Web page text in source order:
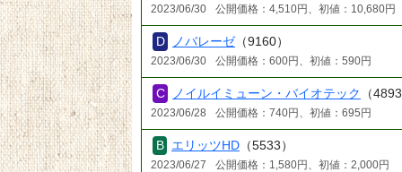
2023/06/30 公開価格：4,510円、初値：10,680円
ノバレーゼ（9160）
2023/06/30 公開価格：600円、初値：590円
ノイルイミューン・バイオテック （
2023/06/28 公開価格：740円、初値：695円
エリッツHD （5533）
2023/06/27 公開価格：1,580円、初値：2,000円